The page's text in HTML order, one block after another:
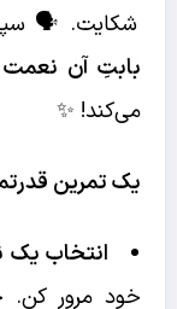
شکایت. 🗣️
بابتِ آن نعمت
می‌کند! ✨
یک تمرین
انتخاب
خود مرور